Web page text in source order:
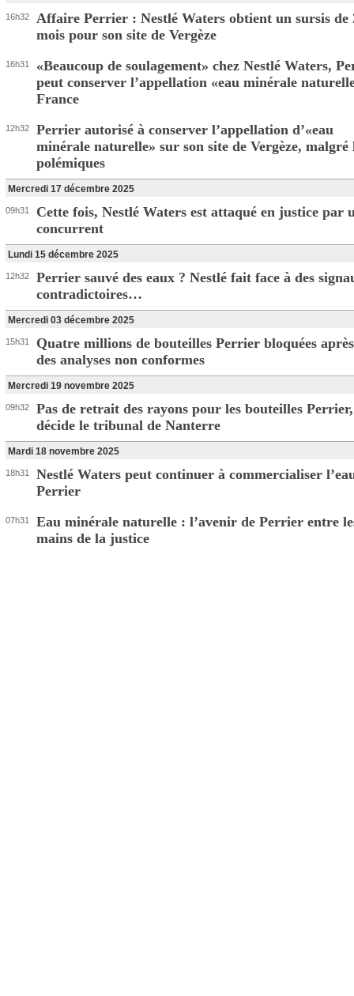
16h32
Affaire Perrier : Nestlé Waters obtient un sursis de
mois pour son site de Vergèze
16h31
«Beaucoup de soulagement» chez Nestlé Waters,
peut conserver l’appellation «eau minérale
France
12h32
Perrier autorisé à conserver l’appellation d’«eau
minérale naturelle» sur son site de Vergèze, malgré
polémiques
Mercredi 17 décembre 2025
09h31
Cette fois, Nestlé Waters est attaqué en justice par
concurrent
Lundi 15 décembre 2025
12h32
Perrier sauvé des eaux ? Nestlé fait face à des
contradictoires…
Mercredi 03 décembre 2025
15h31
Quatre millions de bouteilles Perrier bloquées après
des analyses non conformes
Mercredi 19 novembre 2025
09h32
Pas de retrait des rayons pour les bouteilles Perrier,
décide le tribunal de Nanterre
Mardi 18 novembre 2025
18h31
Nestlé Waters peut continuer à commercialiser
Perrier
07h31
Eau minérale naturelle : l’avenir de Perrier entre
mains de la justice